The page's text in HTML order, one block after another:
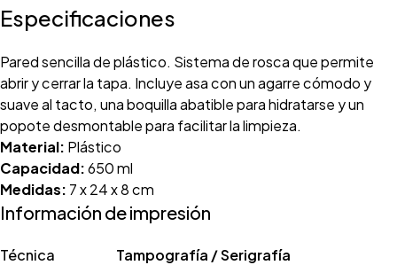
Especificaciones
Pared sencilla de plástico. Sistema de rosca que permite
abrir y cerrar la tapa. Incluye asa con un agarre cómodo y
suave al tacto, una boquilla abatible para hidratarse y un
popote desmontable para facilitar la limpieza.
Material: Plástico
Capacidad:650 ml
Medidas: 7 x 24 x 8 cm
Información de impresión
Técnica Tampografía / Serigrafía